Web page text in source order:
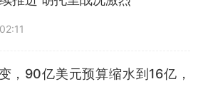
，90亿美元预算缩水到16亿，